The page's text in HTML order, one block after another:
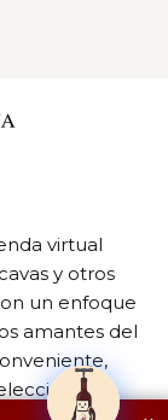
virtual
y otros
un enfoque
amantes del
de